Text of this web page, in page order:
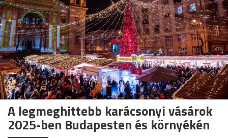
A legmeghittebb karácsonyi vásárok
2025-ben Budapesten és környékén